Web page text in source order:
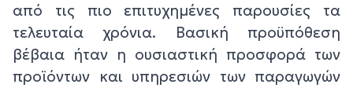
από τις πιο επιτυχημένες παρουσίες τα
τελευταία χρόνια. Βασική προϋπόθεση
βέβαια ήταν η ουσιαστική προσφορά των
προϊόντων και υπηρεσιών των παραγωγών